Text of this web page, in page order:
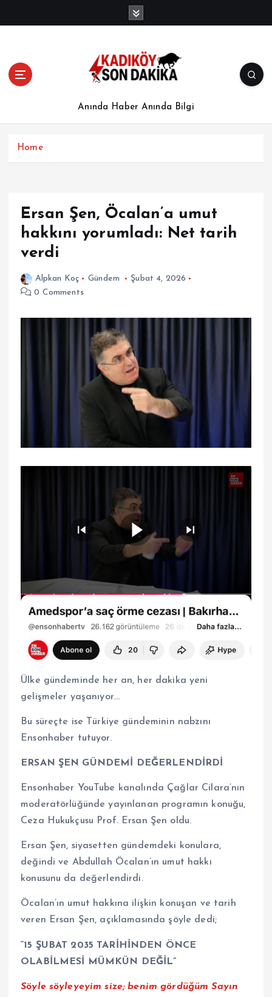
Anında Haber Anında Bilgi
Home
Ersan Şen, Öcalan’a umut
hakkını yorumladı: Net tarih
verdi
Alpkan Koç Gündem
Şubat 4, 2026
0 Comments
Ülke gündeminde her an, her dakika yeni
gelişmeler yaşanıyor…
Bu süreçte ise Türkiye gündeminin nabzını
Ensonhaber tutuyor.
ERSAN ŞEN GÜNDEMİ DEĞERLENDİRDİ
Ensonhaber YouTube kanalında Çağlar Cilara’nın
moderatörlüğünde yayınlanan programın konuğu,
Ceza Hukukçusu Prof. Ersan Şen oldu.
Ersan Şen, siyasetten gündemdeki konulara,
değindi ve Abdullah Öcalan’ın umut hakkı
konusunu da değerlendirdi.
Öcalan’ın umut hakkına ilişkin konuşan ve tarih
veren Ersan Şen, açıklamasında şöyle dedi;
“15 ŞUBAT 2035 TARİHİNDEN ÖNCE
OLABİLMESİ MÜMKÜN DEĞİL”
Söyle söyleyeyim size; benim gördüğüm Sayın